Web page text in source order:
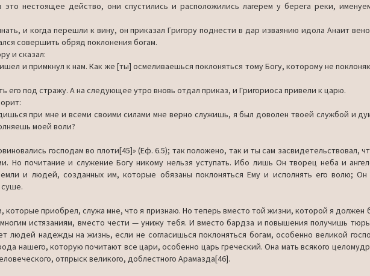
нестоящее действо, они спустились и расположились лагерем у берега реки,
и когда перешли к ви­ну, он приказал Григору поднести в дар изваянию идола Анаит
совершить обряд поклонения богам.
и сказал:
и примкнул к нам. Как же [ты] осмеливаешься поклоняться тому Богу, которому не
его под стражу. А на сле­дующее утро вновь отдал приказ, и Григориоса привели к царю.
при мне и всеми своими силами мне верно служишь, я был доволен твоей службой и
моей воли?
господам во плоти[45]» (Еф. 6.5); так положено, так и ты сам засвидетельствовал,
Но почитание и служе­ние Богу никому нельзя уступать. Ибо лишь Он творец неба и
и людей, созданных им, которые обязаны поклоняться Ему и исполнять его волю;
суше.
которые приобрел, служа мне, что я признаю. Но теперь вместо той жизни, которой я дол­жен
истязаниям, вместо чести — унижу тебя. И вместо бардза и повышения полу­чишь
людей надежды на жизнь, если не согласишься поклоняться богам, особенно ве­ликой
нашего, ко­торую почитают все цари, особенно царь греческий. Она мать всякого
отпрыск великого, доблестного Арамазда[46].